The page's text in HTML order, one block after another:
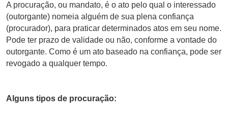
A procuração, ou mandato, é o ato pelo qual o interessado
(outorgante) nomeia alguém de sua plena confiança
(procurador), para praticar determinados atos em seu nome.
Pode ter prazo de validade ou não, conforme a vontade do
outorgante. Como é um ato baseado na confiança, pode ser
revogado a qualquer tempo.
Alguns tipos de procuração: